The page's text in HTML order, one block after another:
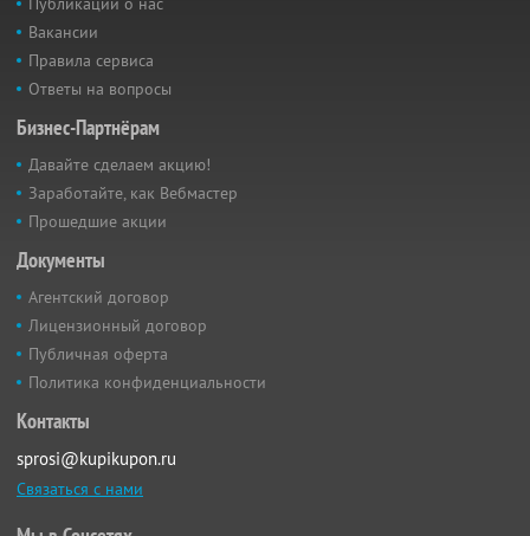
Вакансии
Правила сервиса
Ответы на вопросы
Бизнес-Партнёрам
Давайте сделаем акцию!
Заработайте, как Вебмастер
Прошедшие акции
Документы
Агентский договор
Лицензионный договор
Публичная оферта
Политика конфиденциальности
Контакты
sprosi@kupikupon.ru
Связаться с нами